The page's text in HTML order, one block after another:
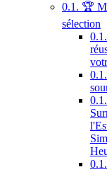
0.1. 🏆
sélection